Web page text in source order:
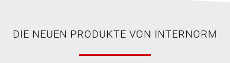
DIE NEUEN PRODUKTE VON INTERNORM